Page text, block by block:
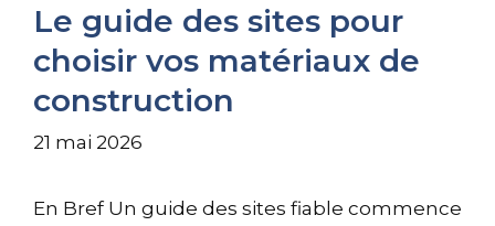
Le guide des sites pour
choisir vos matériaux de
construction
21 mai 2026
En Bref Un guide des sites fiable commence